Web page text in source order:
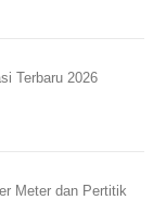
Terbaru 2026
Meter dan Pertitik